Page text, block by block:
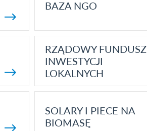
BAZA NGO
RZĄDOWY FUNDUSZ
INWESTYCJI
LOKALNYCH
SOLARY I PIECE NA
BIOMASĘ